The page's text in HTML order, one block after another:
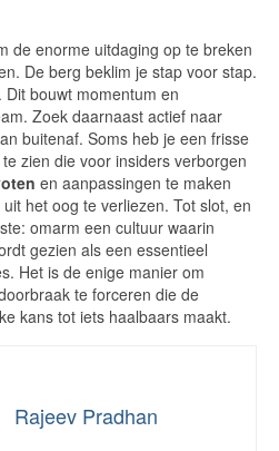
de enorme uitdaging op te breken
De berg beklim je stap voor stap.
bouwt momentum en
Zoek daarnaast actief naar
buitenaf. Soms heb je een frisse
zien die voor insiders verborgen
en aanpassingen te maken
het oog te verliezen. Tot slot, en
omarm een cultuur waarin
gezien als een essentieel
Het is de enige manier om
te forceren die de
kans tot iets haalbaars maakt.
Rajeev Pradhan